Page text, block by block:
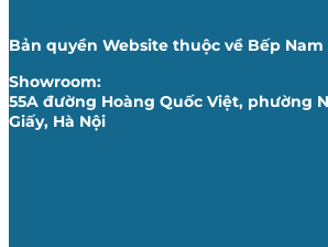
Bản quyền Website thuộc về Bếp Nam
Showroom:
55A đường Hoàng Quốc Việt, phường
Giấy, Hà Nội